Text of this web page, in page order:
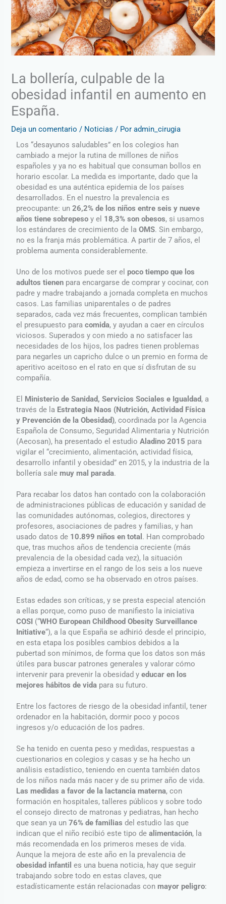
La bollería, culpable de la
obesidad infantil en aumento en
España.
Deja un comentario / Noticias / Poradmin_cirugia
Los “desayunos saludables” en los colegios han
cambiado a mejor la rutina de millones de niños
españoles y ya no es habitual que consuman bollos en
horario escolar. La medida es importante, dado que la
obesidad es una auténtica epidemia de los países
desarrollados. En el nuestro la prevalencia es
preocupante: un26,2% de los niños entre seis y nueve
años tiene sobrepeso y el 18,3% son obesos, si usamos
los estándares de crecimiento de laOMS. Sin embargo,
no es la franja más problemática. A partir de 7 años, el
problema aumenta considerablemente.
Uno de los motivos puede ser el poco tiempo que los
adultos tienen para encargarse de comprar y cocinar, con
padre y madre trabajando a jornada completa en muchos
casos. Las familias uniparentales o de padres
separados, cada vez más frecuentes, complican también
el presupuesto paracomida, y ayudan a caer en círculos
viciosos. Superados y con miedo a no satisfacer las
necesidades de los hijos, los padres tienen problemas
para negarles un capricho dulce o un premio en forma de
aperitivo aceitoso en el rato en que sí disfrutan de su
compañía.
El Ministerio de Sanidad, Servicios Sociales e Igualdad, a
través de la Estrategia Naos (Nutrición, Actividad Física
y Prevención de la Obesidad), coordinada por la Agencia
Española de Consumo, Seguridad Alimentaria y Nutrición
(Aecosan), ha presentado el estudioAladino 2015 para
vigilar el “crecimiento, alimentación, actividad física,
desarrollo infantil y obesidad” en 2015, y la industria de la
bollería sale muy mal parada.
Para recabar los datos han contado con la colaboración
de administraciones públicas de educación y sanidad de
las comunidades autónomas, colegios, directores y
profesores, asociaciones de padres y familias, y han
usado datos de 10.899 niños en total . Han comprobado
que, tras muchos años de tendencia creciente (más
prevalencia de la obesidad cada vez), la situación
empieza a invertirse en el rango de los seis a los nueve
años de edad, como se ha observado en otros países.
Estas edades son críticas, y se presta especial atención
a ellas porque, como puso de manifiesto la iniciativa
COSI (“WHO European Childhood Obesity Surveillance
Initiative“), a la que España se adhirió desde el principio,
en esta etapa los posibles cambios debidos a la
pubertad son mínimos, de forma que los datos son más
útiles para buscar patrones generales y valorar cómo
intervenir para prevenir la obesidad yeducar en los
mejores hábitos de vida para su futuro.
Entre los factores de riesgo de la obesidad infantil, tener
ordenador en la habitación, dormir poco y pocos
ingresos y/o educación de los padres.
Se ha tenido en cuenta peso y medidas, respuestas a
cuestionarios en colegios y casas y se ha hecho un
análisis estadístico, teniendo en cuenta también datos
de los niños nada más nacer y de su primer año de vida.
Las medidas a favor de la lactancia materna, con
formación en hospitales, talleres públicos y sobre todo
el consejo directo de matronas y pediatras, han hecho
que sean ya un76% de familias del estudio las que
indican que el niño recibió este tipo dealimentación, la
más recomendada en los primeros meses de vida.
Aunque la mejora de este año en la prevalencia de
obesidad infantil es una buena noticia, hay que seguir
trabajando sobre todo en estas claves, que
estadísticamente están relacionadas con mayor peligro: